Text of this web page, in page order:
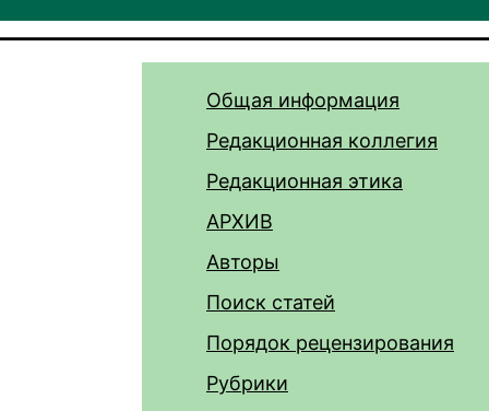
Общая информация
Редакционная коллегия
Редакционная этика
АРХИВ
Авторы
Поиск статей
Порядок рецензирования
Рубрики